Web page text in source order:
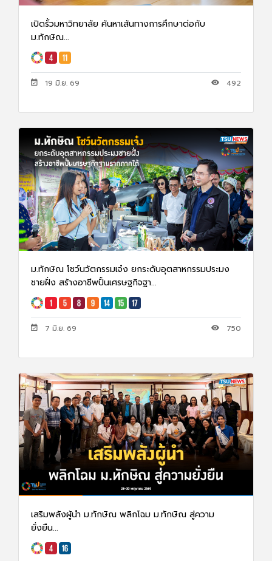
เปิดรั้วมหาวิทยาลัย ค้นหาเส้นทางการศึกษาต่อกับ
ม.ทักษิณ...
19 มิ.ย. 69 492
ม.ทักษิณ โชว์นวัตกรรมเจ๋ง ยกระดับอุตสาหกรรมประมง
ชายฝั่ง สร้างอาชีพปั้นเศรษฐกิจฐา...
7 มิ.ย. 69 750
เสริมพลังผู้นำ ม.ทักษิณ พลิกโฉม ม.ทักษิณ สู่ความ
ยั่งยืน...